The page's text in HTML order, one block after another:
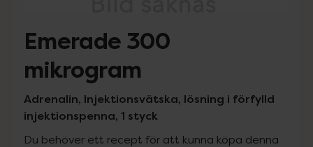
Emerade 300
mikrogram
Adrenalin, Injektionsvätska, lösning i förfylld
injektionspenna, 1 styck
Du behöver ett recept för att kunna köpa denna